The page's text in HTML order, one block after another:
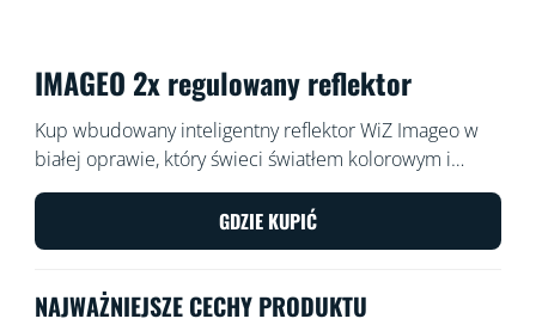
IMAGEO 2x regulowany reflektor
Kup wbudowany inteligentny reflektor WiZ Imageo w
białej oprawie, który świeci światłem kolorowym i
zapewnia dwa regulowane punkty świetlne. Możesz
nim sterować za pomocą aplikacji WiZ lub głosem w
istniejącej sieci Wi-Fi.
GDZIE KUPIĆ
NAJWAŻNIEJSZE CECHY PRODUKTU